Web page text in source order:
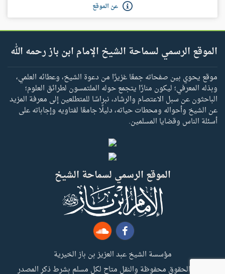
عن الموقع
الموقع الرسمي لسماحة الشيخ الإمام ابن باز رحمه الله
موقع يحوي بين صفحاته جمعًا غزيرًا من دعوة الشيخ، وعطائه العلمي،
وبذله المعرفي؛ ليكون منارًا يتجمع حوله الملتمسون لطرائق العلوم؛
الباحثون عن سبل الاعتصام والرشاد، نبراسًا للمتطلعين إلى معرفة المزيد
عن الشيخ وأحواله ومحطات حياته، دليلًا جامعًا لفتاويه وإجاباته على
أسئلة الناس وقضايا المسلمين.
الموقع الرسمي لسماحة الشيخ
مؤسسة الشيخ عبد العزيز بن باز الخيرية
جميع الحقوق محفوظة والنقل متاح لكل مسلم بشرط ذكر المصدر